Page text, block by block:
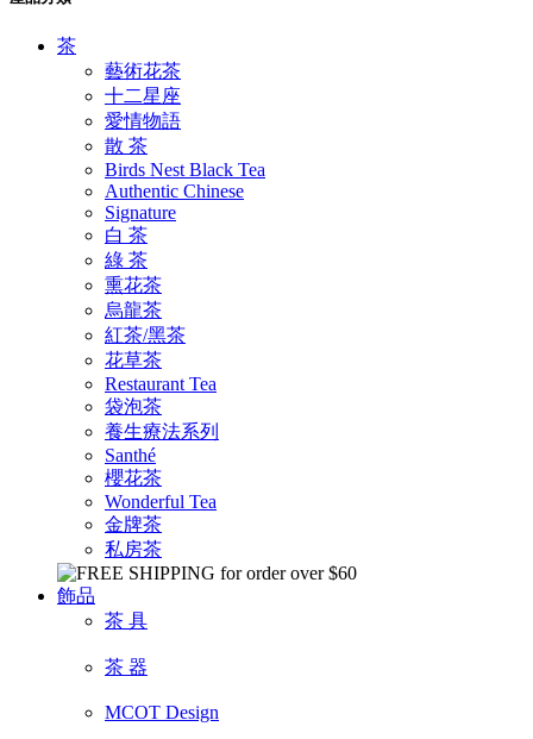
茶
藝術花茶
十二星座
愛情物語
散 茶
Birds Nest Black Tea
Authentic Chinese
Signature
白 茶
綠 茶
熏花茶
烏龍茶
紅茶/黑茶
花草茶
Restaurant Tea
袋泡茶
養生療法系列
Santhé
櫻花茶
Wonderful Tea
金牌茶
私房茶
飾品
茶 具
茶 器
MCOT Design